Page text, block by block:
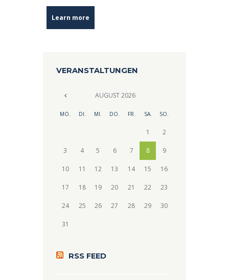
Learn more
VERANSTALTUNGEN
AUGUST2026
MO. DI. MI. DO. FR. SA. SO.
1 2
3 4 5 6 7 8 9
10 11 12 13 14 15 16
17 18 19 20 21 22 23
24 25 26 27 28 29 30
31
RSS FEED